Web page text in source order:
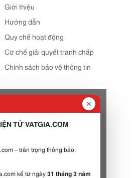
Giới thiệu
Hướng dẫn
Quy chế hoạt động
Cơ chế giải quyết tranh chấp
Chính sách bảo vệ thông tin
TỬ VATGIA.COM
– trân trọng thông báo:
kể từ ngày31 tháng 3 năm